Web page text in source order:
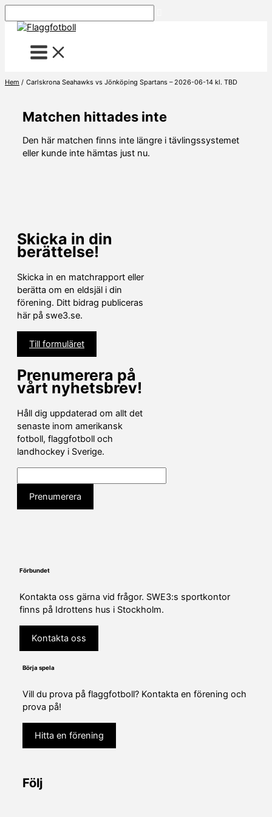
till
Hem Carlskrona Seahawks vs Jönköping Spartans – 2026-06-14 kl. TBD
Matchen hittades inte
Den här matchen finns inte längre i tävlingssystemet
eller kunde inte hämtas just nu.
Skicka in din
berättelse!
Skicka in en matchrapport eller
berätta om en eldsjäl i din
förening. Ditt bidrag publiceras
här på swe3.se.
Till formuläret
Prenumerera på
vårt nyhetsbrev!
Håll dig uppdaterad om allt det
senaste inom amerikansk
fotboll, flaggfotboll och
landhockey i Sverige.
Förbundet
Kontakta oss gärna vid frågor. SWE3:s sportkontor
finns på Idrottens hus i Stockholm.
Kontakta oss
Börja spela
Vill du prova på flaggfotboll? Kontakta en förening och
prova på!
Hitta en förening
Följ